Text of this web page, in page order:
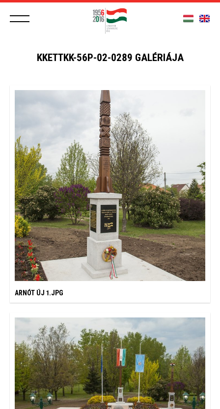
KKETTKK-56P-02-0289 GALÉRIÁJA
ARNÓT ÚJ 1.JPG